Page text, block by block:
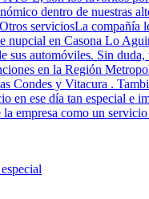
dentro de nuestras
serviciosLa compañía
nupcial en Casona Lo
sus automóviles. Sin
en la Región
Condes y Vitacura .
en ese día tan especial e
la empresa como un